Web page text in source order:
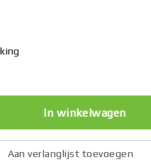
In winkelwagen
Aan verlanglijst toevoegen